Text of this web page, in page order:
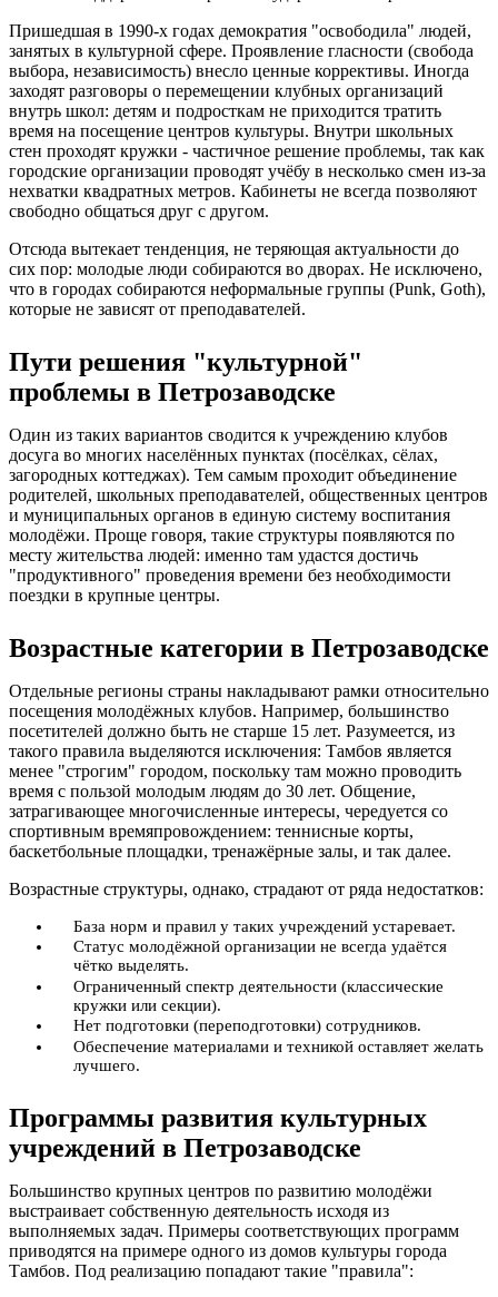
Пришедшая в 1990-х годах демократия "освободила" людей,
занятых в культурной сфере. Проявление гласности (свобода
выбора, независимость) внесло ценные коррективы. Иногда
заходят разговоры о перемещении клубных организаций
внутрь школ: детям и подросткам не приходится тратить
время на посещение центров культуры. Внутри школьных
стен проходят кружки - частичное решение проблемы, так как
городские организации проводят учёбу в несколько смен из-за
нехватки квадратных метров. Кабинеты не всегда позволяют
свободно общаться друг с другом.
Отсюда вытекает тенденция, не теряющая актуальности до
сих пор: молодые люди собираются во дворах. Не исключено,
что в городах собираются неформальные группы (Punk, Goth),
которые не зависят от преподавателей.
Пути решения "культурной"
проблемы в Петрозаводске
Один из таких вариантов сводится к учреждению клубов
досуга во многих населённых пунктах (посёлках, сёлах,
загородных коттеджах). Тем самым проходит объединение
родителей, школьных преподавателей, общественных центров
и муниципальных органов в единую систему воспитания
молодёжи. Проще говоря, такие структуры появляются по
месту жительства людей: именно там удастся достичь
"продуктивного" проведения времени без необходимости
поездки в крупные центры.
Возрастные категории в Петрозаводске
Отдельные регионы страны накладывают рамки относительно
посещения молодёжных клубов. Например, большинство
посетителей должно быть не старше 15 лет. Разумеется, из
такого правила выделяются исключения: Тамбов является
менее "строгим" городом, поскольку там можно проводить
время с пользой молодым людям до 30 лет. Общение,
затрагивающее многочисленные интересы, чередуется со
спортивным времяпровождением: теннисные корты,
баскетбольные площадки, тренажёрные залы, и так далее.
Возрастные структуры, однако, страдают от ряда недостатков:
База норм и правил у таких учреждений устаревает.
Статус молодёжной организации не всегда удаётся
чётко выделять.
Ограниченный спектр деятельности (классические
кружки или секции).
Нет подготовки (переподготовки) сотрудников.
Обеспечение материалами и техникой оставляет желать
лучшего.
Программы развития культурных
учреждений в Петрозаводске
Большинство крупных центров по развитию молодёжи
выстраивает собственную деятельность исходя из
выполняемых задач. Примеры соответствующих программ
приводятся на примере одного из домов культуры города
Тамбов. Под реализацию попадают такие "правила":